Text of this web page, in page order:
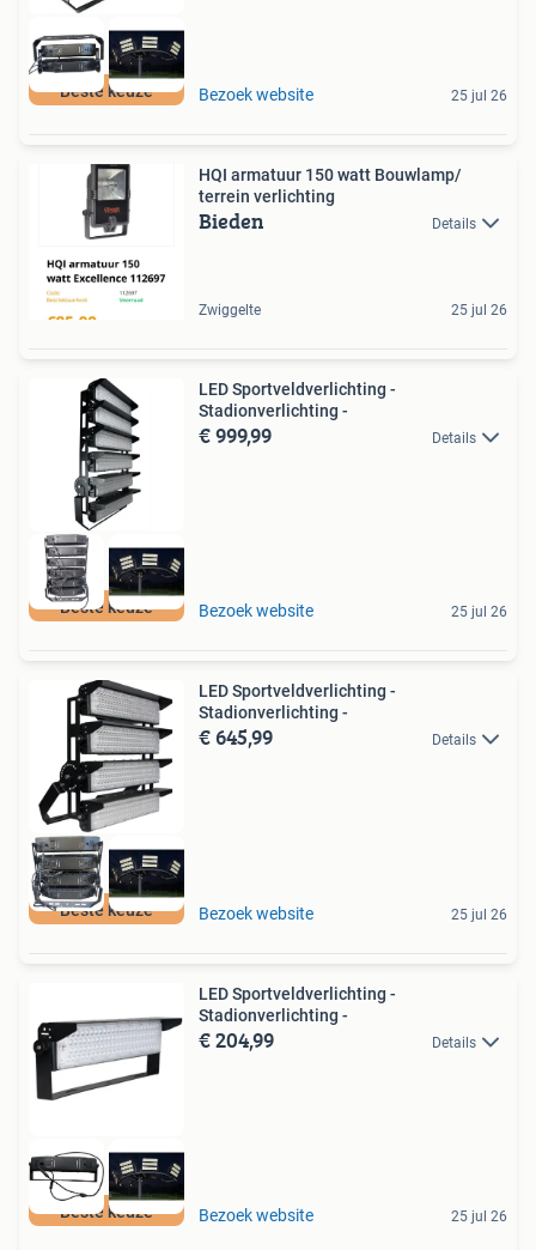
Beste keuze Bezoek website 25 jul 26
HQI armatuur 150 watt Bouwlamp/
terrein verlichting
Bieden Details
Zwiggelte 25 jul 26
Beste keuze
LED Sportveldverlichting -
Stadionverlichting -
€ 999,99 Details
Bezoek website 25 jul 26
Beste keuze
LED Sportveldverlichting -
Stadionverlichting -
€ 645,99 Details
Bezoek website 25 jul 26
Beste keuze
LED Sportveldverlichting -
Stadionverlichting -
€ 204,99 Details
Bezoek website 25 jul 26